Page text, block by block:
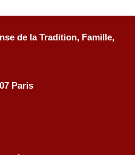
de la Tradition, Famille,
Paris